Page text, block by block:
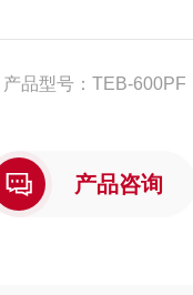
产品型号：TEB-600PF
产品咨询